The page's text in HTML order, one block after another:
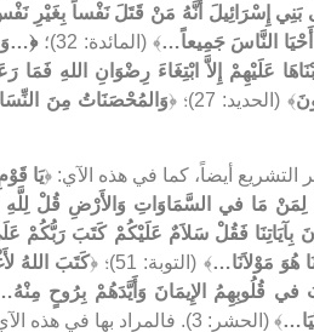
إِسْرَائِيلَ أَنَّهُ مَنْ قَتَلَ نَفْساً بِغَيْرِ
النَّاسَ جَمِيعاً…﴾ (المائدة: 32)؛ ﴿
عَلَيْهِمْ إِلاَّ ابْتِغَاءَ رِضْوَانِ اللهِ فَمَا
﴾ (الحديد: 27)؛ ﴿
وَالمُحْصَنَاتُ مِنَ
أيضاً، كما في هذه الآي: ﴿يَا
مَا في السَّمَاوَاتِ وَالأَرْضِ قُلْ
بِآيَاتِنَا فَقُلْ سَلاَمٌ عَلَيْكُمْ كَتَبَ رَبُّكُمْ
هُوَ مَوْلاَنَا…﴾ (التوبة: 51)؛ ﴿
كَتَبَ اللهُ
قُلُوبِهِمُ الإِيمَانَ وَأَيَّدَهُمْ بِرُوحٍ
﴾ (الحشر: 3). فالمراد بها في هذه الآي الكتابة التكوينيّة.